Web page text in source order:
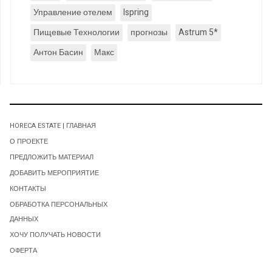
Управление отелем
Ispring
Пищевые Технологии
прогнозы
Astrum 5*
Антон Басин
Макс
HORECA ESTATE | ГЛАВНАЯ
О ПРОЕКТЕ
ПРЕДЛОЖИТЬ МАТЕРИАЛ
ДОБАВИТЬ МЕРОПРИЯТИЕ
КОНТАКТЫ
ОБРАБОТКА ПЕРСОНАЛЬНЫХ
ДАННЫХ
ХОЧУ ПОЛУЧАТЬ НОВОСТИ
ОФЕРТА